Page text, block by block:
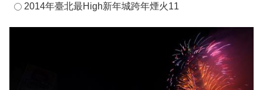
2014年臺北最High新年城跨年煙火11